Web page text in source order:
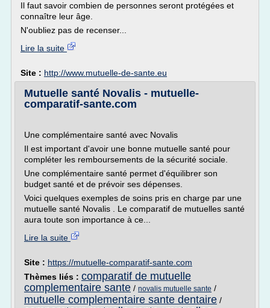
Il faut savoir combien de personnes seront protégées et
connaître leur âge.
N'oubliez pas de recenser...
Lire la suite
Site : http://www.mutuelle-de-sante.eu
Mutuelle santé Novalis - mutuelle-
comparatif-sante.com
Une complémentaire santé avec Novalis
Il est important d'avoir une bonne mutuelle santé pour
compléter les remboursements de la sécurité sociale.
Une complémentaire santé permet d'équilibrer son
budget santé et de prévoir ses dépenses.
Voici quelques exemples de soins pris en charge par une
mutuelle santé Novalis . Le comparatif de mutuelles santé
aura toute son importance à ce...
Lire la suite
Site : https://mutuelle-comparatif-sante.com
Thèmes liés : comparatif de mutuelle
complementaire sante / novalis mutuelle sante /
mutuelle complementaire sante dentaire /